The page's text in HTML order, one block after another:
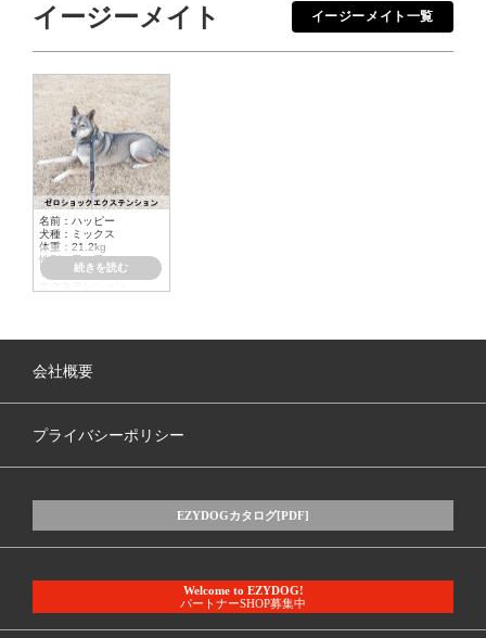
イージーメイト イージーメイト一覧
名前：ハッピー
犬種：ミックス
体重：21.2kg
性別：男の子
アイテム： ゼロショック
胴まわり：69cm
続きを読む
会社概要
プライバシーポリシー
EZYDOGカタログ[PDF]
Welcome to EZYDOG!
パートナーSHOP募集中